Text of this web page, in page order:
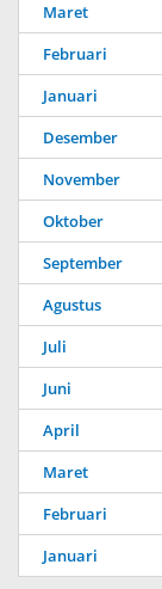
Maret
Februari
Januari
Desember
November
Oktober
September
Agustus
Juli
Juni
April
Maret
Februari
Januari